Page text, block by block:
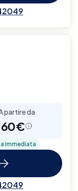
partire da
60€
immediata